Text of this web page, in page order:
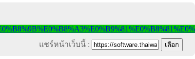
แชร์หน้าเว็บนี้ :